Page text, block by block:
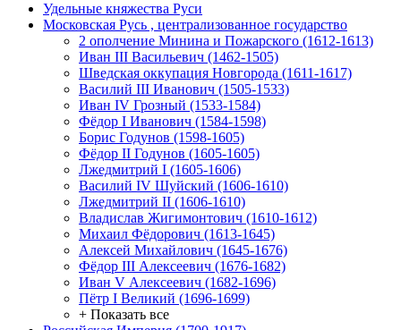
Удельные княжества Руси
Московская Русь , централизованное государство
2 ополчение Минина и Пожарского (1612-1613)
Иван III Васильевич (1462-1505)
Шведская оккупация Новгорода (1611-1617)
Василий III Иванович (1505-1533)
Иван IV Грозный (1533-1584)
Фёдор I Иванович (1584-1598)
Борис Годунов (1598-1605)
Фёдор II Годунов (1605-1605)
Лжедмитрий I (1605-1606)
Василий IV Шуйский (1606-1610)
Лжедмитрий II (1606-1610)
Владислав Жигимонтович (1610-1612)
Михаил Фёдорович (1613-1645)
Алексей Михайлович (1645-1676)
Фёдор III Алексеевич (1676-1682)
Иван V Алексеевич (1682-1696)
Пётр I Великий (1696-1699)
+ Показать все